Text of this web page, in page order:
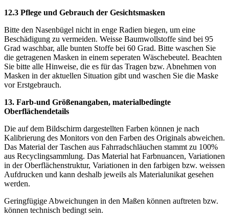
12.3 Pflege und Gebrauch der Gesichtsmasken
Bitte den Nasenbügel nicht in enge Radien biegen, um eine
Beschädigung zu vermeiden. Weisse Baumwollstoffe sind bei 95
Grad waschbar, alle bunten Stoffe bei 60 Grad. Bitte waschen Sie
die getragenen Masken in einem seperaten Wäschebeutel. Beachten
Sie bitte alle Hinweise, die es für das Tragen bzw. Abnehmen von
Masken in der aktuellen Situation gibt und waschen Sie die Maske
vor Erstgebrauch.
13. Farb-und Größenangaben, materialbedingte
Oberflächendetails
Die auf dem Bildschirm dargestellten Farben können je nach
Kalibrierung des Monitors von den Farben des Originals abweichen.
Das Material der Taschen aus Fahrradschläuchen stammt zu 100%
aus Recyclingsammlung. Das Material hat Farbnuancen, Variationen
in der Oberflächenstruktur, Variationen in den farbigen bzw. weissen
Aufdrucken und kann deshalb jeweils als Materialunikat gesehen
werden.
Geringfügige Abweichungen in den Maßen können auftreten bzw.
können technisch bedingt sein.